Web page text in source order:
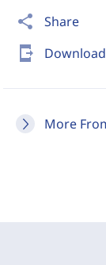
share Share
send_to_mobile
More